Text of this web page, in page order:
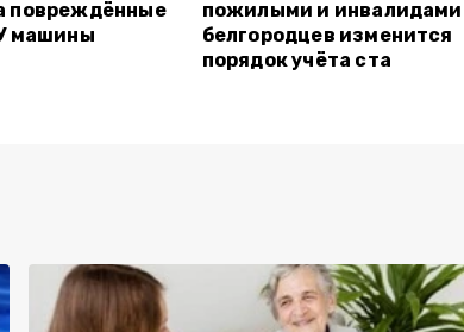
повреждённые
машины
пожилыми и инвалидами
белгородцев изменится
порядок учёта ста